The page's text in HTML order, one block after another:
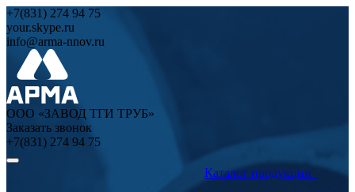
+7(831) 274 94 75
your.skype.ru
info@arma-nnov.ru
ООО «ЗАВОД ТГИ ТРУБ»
Заказать звонок
+7(831) 274 94 75
Каталог продукции